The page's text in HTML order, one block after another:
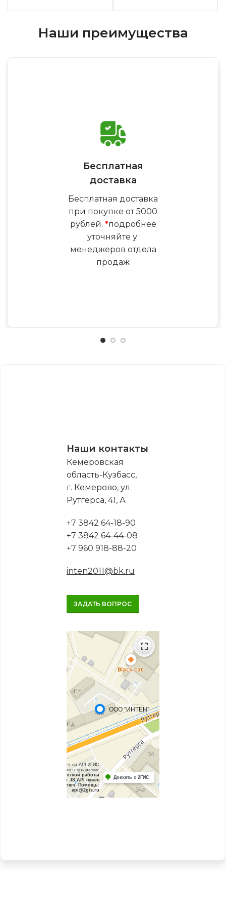
Наши преимущества
Бесплатная
доставка
Бесплатная доставка
при покупке от 5000
рублей. *подробнее
уточняйте у
менеджеров отдела
продаж
Наши контакты
Кемеровская
область-Кузбасс,
г. Кемерово, ул.
Рутгерса, 41, А
+7 3842 64-18-90
+7 3842 64-44-08
+7 960 918-88-20
inten2011@bk.ru
ЗАДАТЬ ВОПРОС